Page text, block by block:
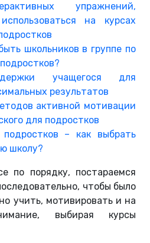
упражнений,
на курсах
школьников в группе по
учащегося для
результатов
активной мотивации
для подростков
– как выбрать
школу?
по порядку, постараемся
чтобы было
учить, мотивировать и на
выбирая курсы